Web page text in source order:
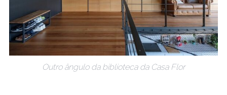
Outro ângulo da biblioteca da Casa Flor